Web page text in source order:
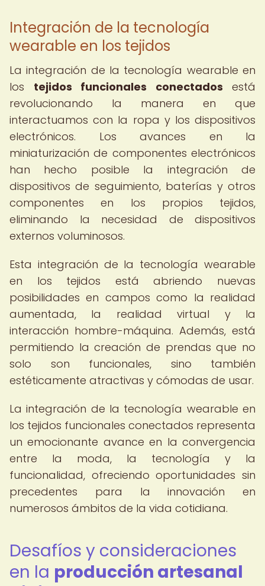
Integración de la tecnología
wearable en los tejidos
La integración de la tecnología wearable en
los tejidos funcionales conectados está
revolucionando la manera en que
interactuamos con la ropa y los dispositivos
electrónicos. Los avances en la
miniaturización de componentes electrónicos
han hecho posible la integración de
dispositivos de seguimiento, baterías y otros
componentes en los propios tejidos,
eliminando la necesidad de dispositivos
externos voluminosos.
Esta integración de la tecnología wearable
en los tejidos está abriendo nuevas
posibilidades en campos como la realidad
aumentada, la realidad virtual y la
interacción hombre-máquina. Además, está
permitiendo la creación de prendas que no
solo son funcionales, sino también
estéticamente atractivas y cómodas de usar.
La integración de la tecnología wearable en
los tejidos funcionales conectados representa
un emocionante avance en la convergencia
entre la moda, la tecnología y la
funcionalidad, ofreciendo oportunidades sin
precedentes para la innovación en
numerosos ámbitos de la vida cotidiana.
Desafíos y consideraciones
en la producción artesanal